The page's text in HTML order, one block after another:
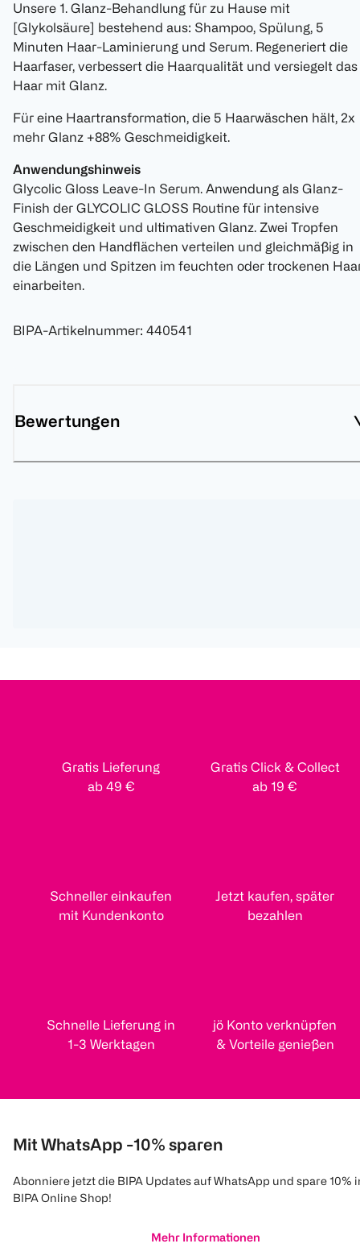
Unsere 1. Glanz-Behandlung für zu Hause mit
[Glykolsäure] bestehend aus: Shampoo, Spülung, 5
Minuten Haar-Laminierung und Serum. Regeneriert die
Haarfaser, verbessert die Haarqualität und versiegelt das
Haar mit Glanz.​
Für eine Haartransformation, die 5 Haarwäschen hält,​ 2x
mehr Glanz +88% Geschmeidigkeit​.
Anwendungshinweis
Glycolic Gloss Leave-In Serum. Anwendung als Glanz-
Finish der GLYCOLIC GLOSS Routine für intensive
Geschmeidigkeit und ultimativen Glanz.​ Zwei Tropfen
zwischen den Handflächen verteilen und gleichmäßig in
die Längen und Spitzen im feuchten oder trockenen
einarbeiten.
BIPA-Artikelnummer: 440541
Bewertungen
Gratis Lieferung
ab 49 €
Gratis Click & Collect
ab 19 €
Schneller einkaufen
mit Kundenkonto
Jetzt kaufen, später
bezahlen
Schnelle Lieferung in
1-3 Werktagen
jö Konto verknüpfen
& Vorteile genießen
Mit WhatsApp -10% sparen
Abonniere jetzt die BIPA Updates auf WhatsApp und spare 10%
BIPA Online Shop!
Mehr Informationen